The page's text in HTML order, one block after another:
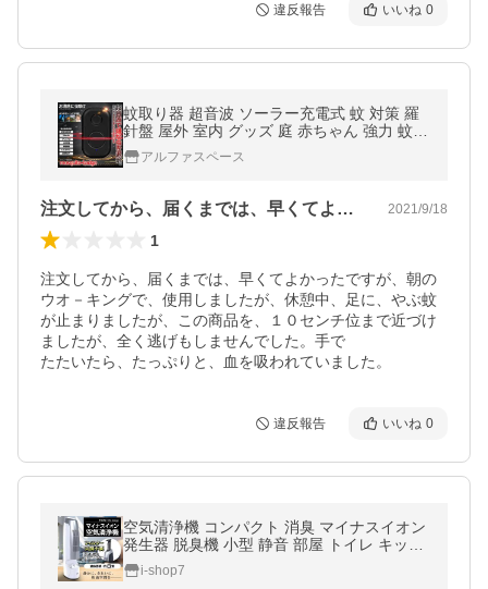
違反報告 いいね 0
蚊取り器 超音波 ソーラー充電式 蚊 対策 羅
針盤 屋外 室内 グッズ 庭 赤ちゃん 強力 蚊取
り 虫除け 駆除 対策 虫 ハエ 害虫 MUBAKUR
I
アルファスペース
注文してから、届くまでは、早くてよかっ… 2021/9/18
1
注文してから、届くまでは、早くてよかったですが、朝の
ウオ－キングで、使用しましたが、休憩中、足に、やぶ蚊
が止まりましたが、この商品を、１０センチ位まで近づけ
ましたが、全く逃げもしませんでした。手で
たたいたら、たっぷりと、血を吸われていました。
違反報告 いいね 0
空気清浄機 コンパクト 消臭 マイナスイオン
発生器 脱臭機 小型 静音 部屋 トイレ キッチ
ン タバコ 煙 花粉 フィルター交換不要 N◇ N
EWエアークリーナー MEH-44
i-shop7